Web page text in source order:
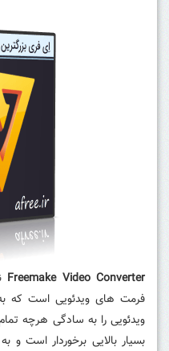
Freemake Video Converter
فرمت های ویدئویی است که
ویدئویی را به سادگی هرچه
بسیار بالایی برخوردار است